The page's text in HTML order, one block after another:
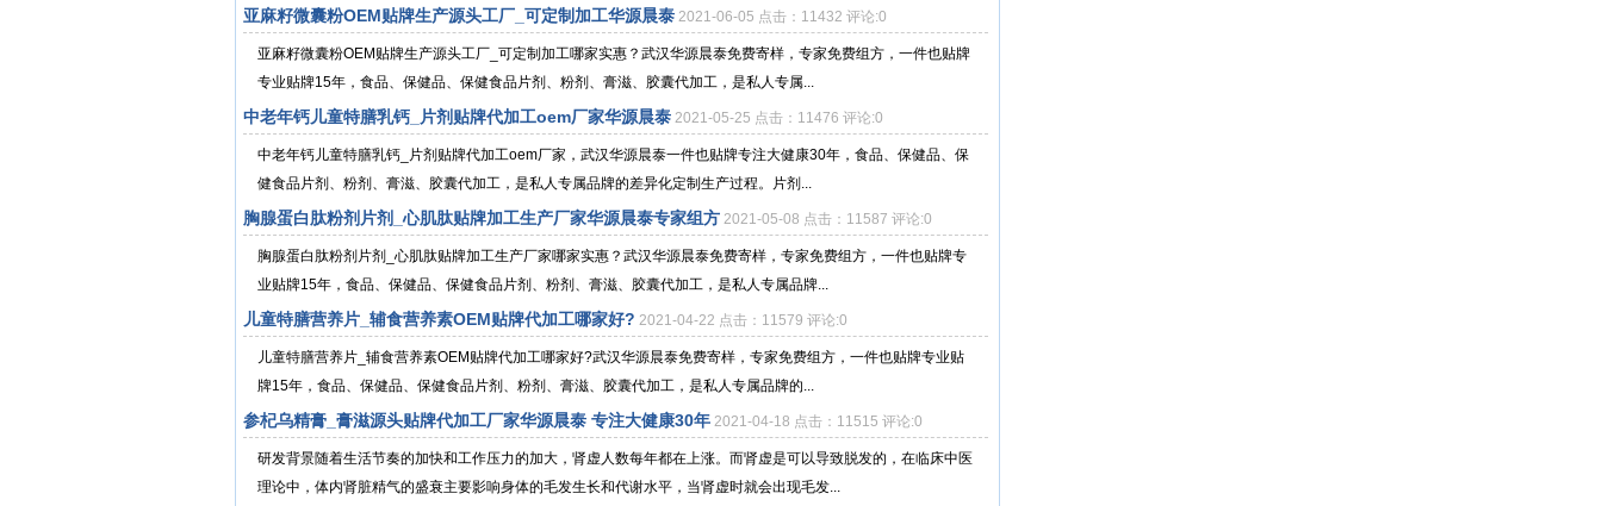
亚麻籽微囊粉OEM贴牌生产源头工厂_可定制加工华源晨泰 2021-06-05 点击：11432 评论:0
亚麻籽微囊粉OEM贴牌生产源头工厂_可定制加工哪家实惠？武汉华源晨泰免费寄样，专家免费组方，一件也贴牌
专业贴牌15年，食品、保健品、保健食品片剂、粉剂、膏滋、胶囊代加工，是私人专属...
中老年钙儿童特膳乳钙_片剂贴牌代加工oem厂家华源晨泰 2021-05-25 点击：11476 评论:0
中老年钙儿童特膳乳钙_片剂贴牌代加工oem厂家，武汉华源晨泰一件也贴牌专注大健康30年，食品、保健品、保
健食品片剂、粉剂、膏滋、胶囊代加工，是私人专属品牌的差异化定制生产过程。片剂...
胸腺蛋白肽粉剂片剂_心肌肽贴牌加工生产厂家华源晨泰专家组方 2021-05-08 点击：11587 评论:0
胸腺蛋白肽粉剂片剂_心肌肽贴牌加工生产厂家哪家实惠？武汉华源晨泰免费寄样，专家免费组方，一件也贴牌专
业贴牌15年，食品、保健品、保健食品片剂、粉剂、膏滋、胶囊代加工，是私人专属品牌...
儿童特膳营养片_辅食营养素OEM贴牌代加工哪家好? 2021-04-22 点击：11579 评论:0
儿童特膳营养片_辅食营养素OEM贴牌代加工哪家好?武汉华源晨泰免费寄样，专家免费组方，一件也贴牌专业贴
牌15年，食品、保健品、保健食品片剂、粉剂、膏滋、胶囊代加工，是私人专属品牌的...
参杞乌精膏_膏滋源头贴牌代加工厂家华源晨泰 专注大健康30年 2021-04-18 点击：11515 评论:0
研发背景随着生活节奏的加快和工作压力的加大，肾虚人数每年都在上涨。而肾虚是可以导致脱发的，在临床中医
理论中，体内肾脏精气的盛衰主要影响身体的毛发生长和代谢水平，当肾虚时就会出现毛发...